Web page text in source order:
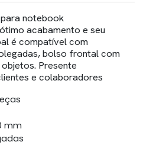
notebook
acabamento e seu
é compatível com
bolso frontal com
Presente
e colaboradores
mm